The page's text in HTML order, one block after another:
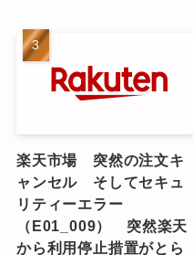
楽天市場 突然の注文キ
ャンセル そしてセキュ
リティーエラー
（E01_009） 突然楽天
から利用停止措置がとら